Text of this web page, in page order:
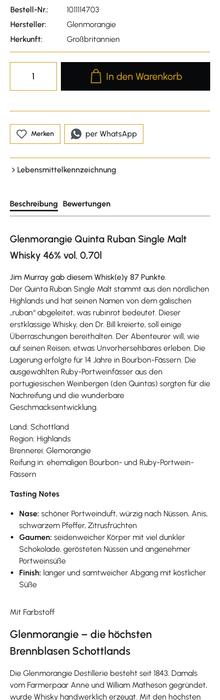
Bestell-Nr.:
1011114703
Hersteller:
Glenmorangie
Herkunft:
Großbritannien
Produkt Anzahl: Gib den
In den Warenkorb
Merken per WhatsApp
Lebensmittelkennzeichnung
Beschreibung Bewertungen
Glenmorangie Quinta Ruban Single Malt
Whisky 46% vol. 0,70l
Jim Murray gab diesem Whisk(e)y 87 Punkte.
Der Quinta Ruban Single Malt stammt aus den nördlichen
Highlands und hat seinen Namen von dem gälischen
„ruban“ abgeleitet, was rubinrot bedeutet. Dieser
erstklassige Whisky, den Dr. Bill kreierte, soll einige
Überraschungen bereithalten. Der Abenteurer will, wie
auf seinen Reisen, etwas Unvorhersehbares erleben. Die
Lagerung erfolgte für 14 Jahre in Bourbon-Fässern. Die
ausgewählten Ruby-Portweinfässer aus den
portugiesischen Weinbergen (den Quintas) sorgten für die
Nachreifung und die wunderbare
Geschmacksentwicklung.
Land: Schottland
Region: Highlands
Brennerei: Glemorangie
Reifung in: ehemaligen Bourbon- und Ruby-Portwein-
Fässern
Tasting Notes
Nase: schöner Portweinduft, würzig nach Nüssen, Anis,
schwarzem Pfeffer, Zitrusfrüchten
Gaumen: seidenweicher Körper mit viel dunkler
Schokolade, gerösteten Nüssen und angenehmer
Portweinsüße
Finish: langer und samtweicher Abgang mit köstlicher
Süße
Mit Farbstoff
Glenmorangie – die höchsten
Brennblasen Schottlands
Die Glenmorangie Destillerie besteht seit 1843. Damals
vom Farmerpaar Anne und William Matheson gegründet,
wurde Whisky handwerklich erzeugt. Mit den höchsten